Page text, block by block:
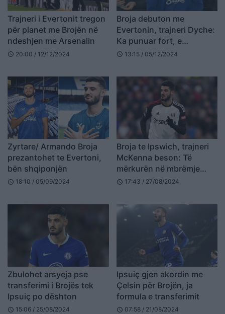
Trajneri i Evertonit tregon
për planet me Brojën në
ndeshjen me Arsenalin
schedule 20:00 / 12/12/2024
Broja debuton me
Evertonin, trajneri Dyche:
Ka punuar fort, e
meritonte aktivizimin
schedule 13:15 / 05/12/2024
Zyrtare/ Armando Broja
prezantohet te Evertoni,
bën shqiponjën
schedule 18:10 / 05/09/2024
Broja te Ipswich, trajneri
McKenna beson: Të
mërkurën në mbrëmje…
schedule 17:43 / 27/08/2024
Zbulohet arsyeja pse
transferimi i Brojës tek
Ipsuiç po dështon
schedule 15:06 / 25/08/2024
Ipsuiç gjen akordin me
Çelsin për Brojën, ja
formula e transferimit
schedule 07:58 / 21/08/2024